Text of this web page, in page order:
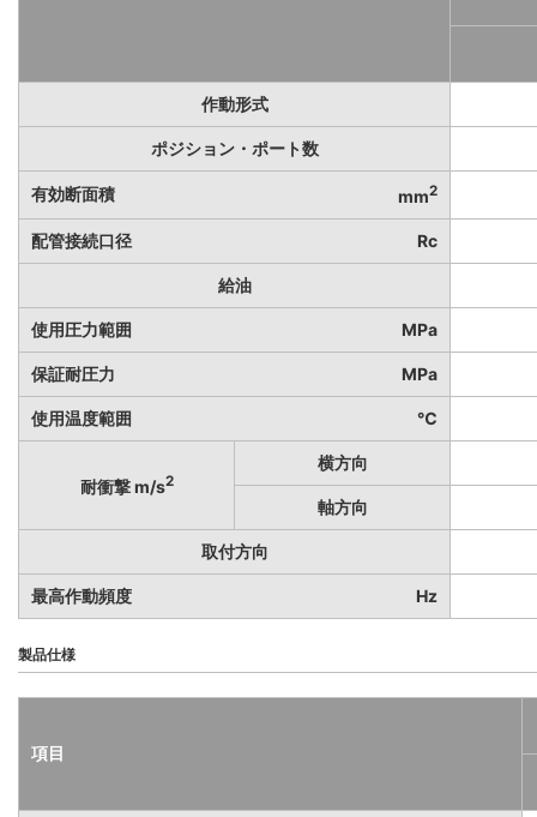
作動形式
ポジション・ポート数
有効断面積 mm2
配管接続口径 Rc
給油
使用圧力範囲 MPa
保証耐圧力 MPa
使用温度範囲 ℃
耐衝撃 m/s2
横方向
軸方向
取付方向
最高作動頻度 Hz
製品仕様
項目